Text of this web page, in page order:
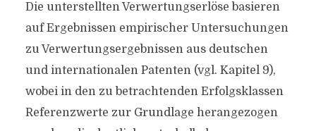
Die unterstellten Verwertungserlöse basieren
auf Ergebnissen empirischer Untersuchungen
zu Verwertungsergebnissen aus deutschen
und internationalen Patenten (vgl. Kapitel 9),
wobei in den zu betrachtenden Erfolgsklassen
Referenzwerte zur Grundlage herangezogen